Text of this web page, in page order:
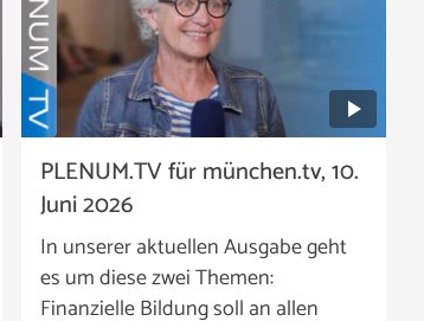
PLENUM.TV für münchen.tv, 10.
Juni 2026
In unserer aktuellen Ausgabe geht
es um diese zwei Themen:
Finanzielle Bildung soll an allen